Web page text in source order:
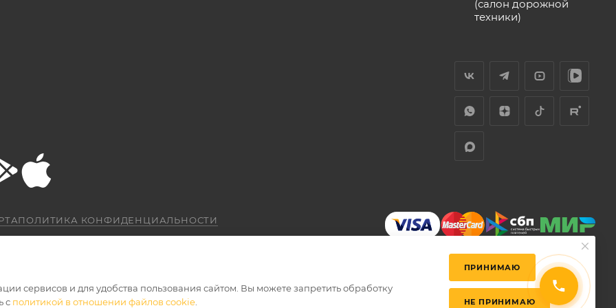
(салон дорожной
техники)
ПОЛИТИКА КОНФИДЕНЦИАЛЬНОСТИ
сервисов и для удобства пользования сайтом. Вы можете запретить обработку
с политикой в отношении файлов cookie
ПРИНИМАЮ
НЕ ПРИНИМАЮ